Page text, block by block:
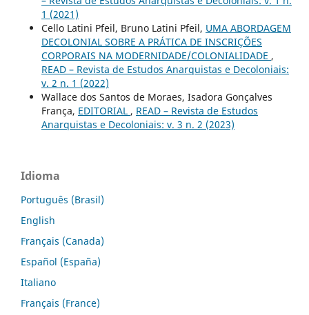
1 (2021)
Cello Latini Pfeil, Bruno Latini Pfeil, UMA ABORDAGEM
DECOLONIAL SOBRE A PRÁTICA DE INSCRIÇÕES
CORPORAIS NA MODERNIDADE/COLONIALIDADE ,
READ – Revista de Estudos Anarquistas e Decoloniais:
v. 2 n. 1 (2022)
Wallace dos Santos de Moraes, Isadora Gonçalves
França, EDITORIAL , READ – Revista de Estudos
Anarquistas e Decoloniais: v. 3 n. 2 (2023)
Idioma
Português (Brasil)
English
Français (Canada)
Español (España)
Italiano
Français (France)